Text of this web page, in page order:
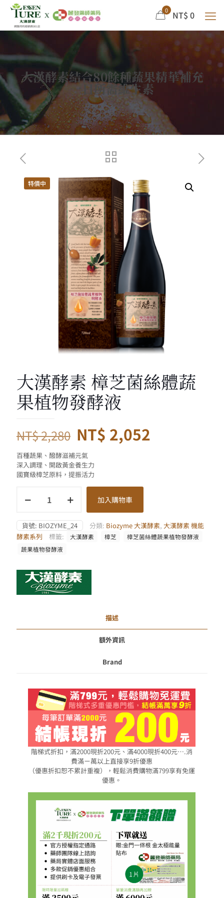
0 NT$ 0
大漢酵素結合80餘種蔬果精華補充
一日所需維生素
特價中
大漢酵素 樟芝菌絲體蔬
果植物發酵液
NT$2,280 原
始
價
格：
NT$ 2,280。
NT$ 2,052
百種蔬果、醱酵滋補元氣
深入調理、開啟黃金養生力
國寶級樟芝原料，提振活力
素
樟
芝
菌
植
加入購物車
貨號: BIOZYME_24 分類: Biozyme 大漢酵素, 大漢酵素 機能
酵素系列
標籤: 大漢酵素 樟芝
樟芝菌絲體蔬果植物發酵液
蔬果植物發酵液
描述
額外資訊
Brand
階梯式折扣，滿2000現折200元、滿4000現折400元….消
費滿ㄧ萬以上直接享9折優惠
（優惠折扣恕不累計重複），輕鬆消費購物滿799享有免運
優惠。